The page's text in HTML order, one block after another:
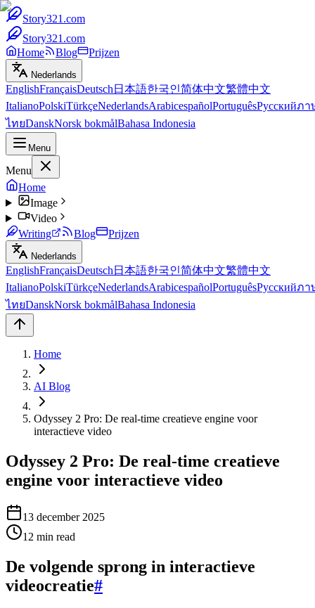
Story321.com
Story321.com
Home
Blog Prijzen
Nederlands
EnglishFrançaisDeutsch 日本語한국인简体中文繁體中文
ItalianoPolskiTürkçeNederlandsArabicespañolPortuguêsРусскийภา
ไทยDanskNorsk bokmålBahasa Indonesia
Menu
Menu
Home
Image
Video
Writing
Blog Prijzen
Nederlands
EnglishFrançaisDeutsch 日本語한국인简体中文繁體中文
ItalianoPolskiTürkçeNederlandsArabicespañolPortuguêsРусскийภา
ไทยDanskNorsk bokmålBahasa Indonesia
Home
AI Blog
Odyssey 2 Pro: De real-time creatieve engine voor
interactieve video
Odyssey 2 Pro: De real-time creatieve
engine voor interactieve video
13 december 2025
12 min read
De volgende sprong in interactieve
videocreatie#